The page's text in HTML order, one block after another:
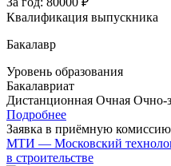
Квалификация выпускника
Бакалавр
Уровень образования
Бакалавриат
Дистанционная Очная Очно-
Подробнее
Заявка в приёмную комиссию
МТИ — Московский
в строительстве